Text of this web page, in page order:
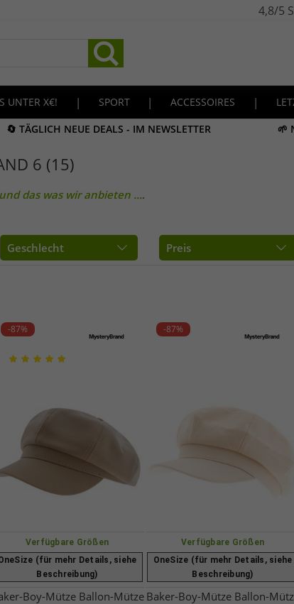
4,8/5
UNTER X€! | SPORT | ACCESSOIRES |
🔄 TÄGLICH NEUE DEALS - IM NEWSLETTER 🌱
6 (15)
das was wir anbieten ....
Geschlecht Preis
-87%
Verfügbare Größen
(für mehr Details, siehe
Beschreibung)
Boy-Mütze Ballon-Mütze
-87%
Verfügbare Größen
OneSize (für mehr Details, siehe
Beschreibung)
Baker-Boy-Mütze Ballon-